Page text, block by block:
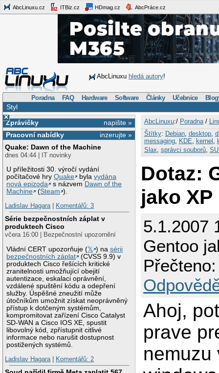
AbcLinuxu.cz ITBiz.cz HDmag.cz AbcPráce.cz
AbcLinuxu hledá autory!
Poradna FAQ Hardware Software Články Učebnice
Styl
×
napište »
Zprávičky
inzerujte »
Pracovní nabídky
Quake: Dawn of the Machine
dnes 04:44 | IT novinky
U příležitosti 30. výročí vydání
počítačové hryQuake bylavydána
nová epizoda
s názvem Dawn of the
Machine
(Steam ).
Ladislav Hagara| Komentářů: 3
Série bezpečnostních záplat v
produktech Cisco
včera 16:00 | Bezpečnostní upozornění
Vládní CERT upozorňuje (𝕏 ) nasérii
bezpečnostních záplat
(CVSS 9.9) v
produktech Cisco řešících kritické
zranitelnosti umožňující obejití
autentizace, eskalaci oprávnění,
vzdálené spuštění kódu a odepření
služby. Úspěšné zneužití může
útočníkům umožnit získat neoprávněný
přístup k dotčeným systémům,
kompromitovat zařízení Cisco Catalyst
SD-WAN a Cisco IOS XE, spustit
libovolný kód, zpřístupnit citlivé
informace nebo narušit dostupnost
postižených systémů.
Ladislav Hagara| Komentářů: 2
AbcLinuxu:/ Poradna/
Štítky: Debian, desktop,
messaging, KDE kernel
Slax správci souborů,
Dotaz:
jako XP
5.1.2007
Gentoo
Ahoj,
prave
nemuzu